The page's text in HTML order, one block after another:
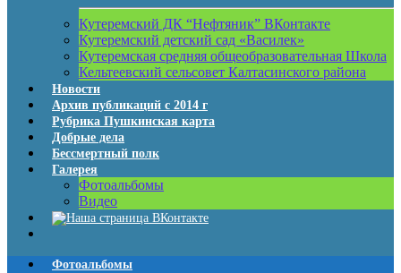
Кутеремский ДК “Нефтяник” ВКонтакте
Кутеремский детский сад «Василек»
Кутеремская средняя общеобразовательная Школа
Кельтеевский сельсовет Калтасинского района
Новости
Архив публикаций с 2014 г
Рубрика Пушкинская карта
Добрые дела
Бессмертный полк
Галерея
Фотоальбомы
Видео
Фотоальбомы